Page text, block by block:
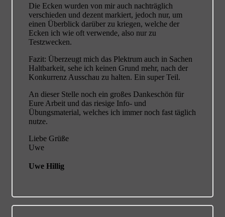
Die Ecken wurden von mir auch nachträglich
verschieden und dezent markiert, jedoch nur, um
einen Überblick darüber zu kriegen, welche der
Ecken ich wie oft verwende, also nur zu
Testzwecken.
Fazit: Überzeugt mich das Plektrum auch in Sachen
Haltbarkeit, sehe ich keinen Grund mehr, nach der
Konkurrenz Ausschau zu halten. Ein super Teil.
An dieser Stelle noch ein großes Dankeschön für
Eure Arbeit und das riesige Info- und
Übungsmaterial, welches ich immer noch fast täglich
nutze.
Liebe Grüße
Uwe
Uwe Hillig